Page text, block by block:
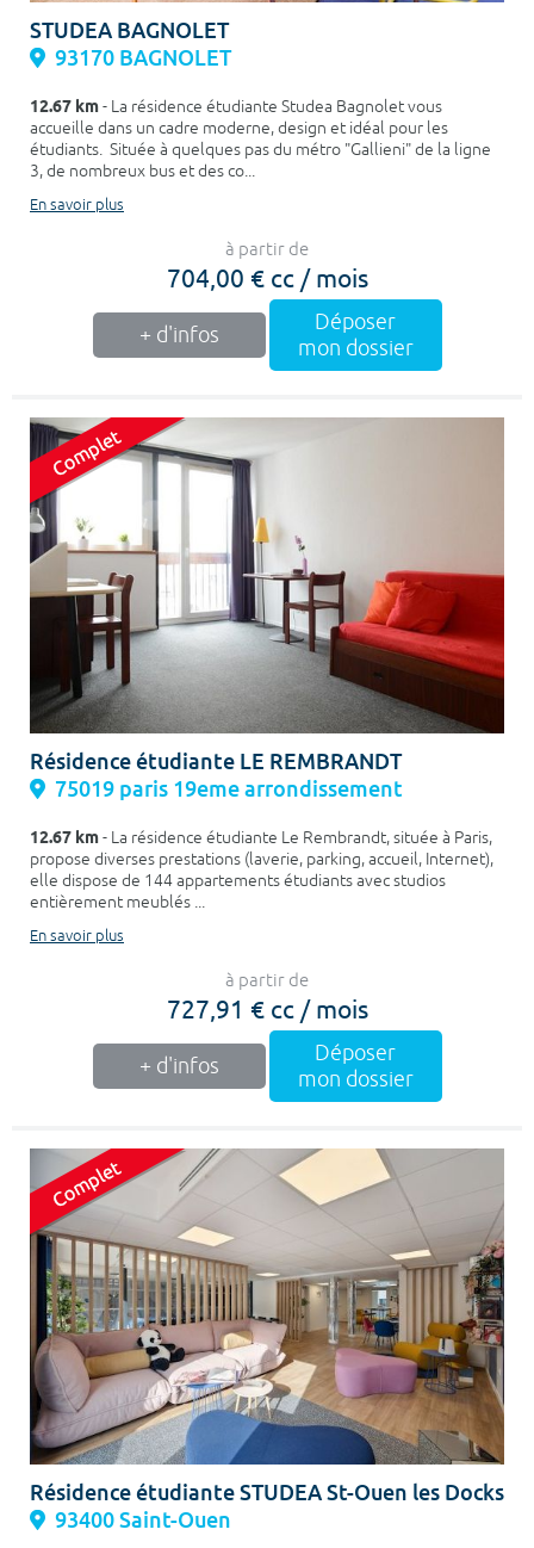
STUDEA BAGNOLET
93170 BAGNOLET
12.67 km- La résidence étudiante Studea Bagnolet vous
accueille dans un cadre moderne, design et idéal pour les
étudiants. Située à quelques pas du métro "Gallieni" de la ligne
3, de nombreux bus et des co...
En savoir plus
à partir de
704,00 € cc / mois
+ d'infos
Déposer
mon dossier
Résidence étudiante LE REMBRANDT
75019 paris 19eme arrondissement
12.67 km- La résidence étudiante Le Rembrandt, située à Paris,
propose diverses prestations (laverie, parking, accueil, Internet),
elle dispose de 144 appartements étudiants avec studios
entièrement meublés ...
En savoir plus
à partir de
727,91 € cc / mois
+ d'infos
Déposer
mon dossier
Résidence étudiante STUDEA St-Ouen les Docks
93400 Saint-Ouen